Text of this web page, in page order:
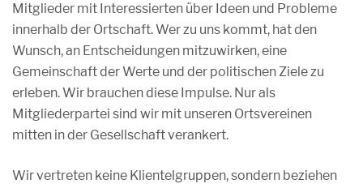
Mitglieder mit Interessierten über Ideen und Probleme
innerhalb der Ortschaft. Wer zu uns kommt, hat den
Wunsch, an Entscheidungen mitzuwirken, eine
Gemeinschaft der Werte und der politischen Ziele zu
erleben. Wir brauchen diese Impulse. Nur als
Mitgliederpartei sind wir mit unseren Ortsvereinen
mitten in der Gesellschaft verankert.
Wir vertreten keine Klientelgruppen, sondern beziehen